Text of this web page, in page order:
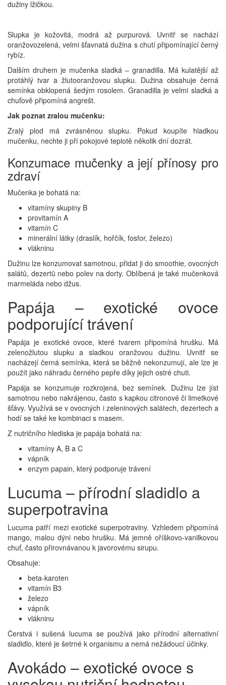
dužiny lžičkou.
Slupka je kožovitá, modrá až purpurová. Uvnitř se nachází
oranžovozelená, velmi šťavnatá dužina s chutí připomínající černý
rybíz.
Dalším druhem je mučenka sladká – granadilla. Má kulatější až
protáhlý tvar a žlutooranžovou slupku. Dužina obsahuje černá
semínka obklopená šedým rosolem. Granadilla je velmi sladká a
chuťově připomíná angrešt.
Jak poznat zralou mučenku:
Zralý plod má zvrásněnou slupku. Pokud koupíte hladkou
mučenku, nechte ji při pokojové teplotě několik dní dozrát.
Konzumace mučenky a její přínosy pro
zdraví
Mučenka je bohatá na:
vitamíny skupiny B
provitamín A
vitamín C
minerální látky (draslík, hořčík, fosfor, železo)
vlákninu
Dužinu lze konzumovat samotnou, přidat ji do smoothie, ovocných
salátů, dezertů nebo polev na dorty. Oblíbená je také mučenková
marmeláda nebo džus.
Papája – exotické ovoce
podporující trávení
Papája je exotické ovoce, které tvarem připomíná hrušku. Má
zelenožlutou slupku a sladkou oranžovou dužinu. Uvnitř se
nacházejí černá semínka, která se běžně nekonzumují, ale lze je
použít jako náhradu černého pepře díky jejich ostré chuti.
Papája se konzumuje rozkrojená, bez semínek. Dužinu lze jíst
samotnou nebo nakrájenou, často s kapkou citronové či limetkové
šťávy. Využívá se v ovocných i zeleninových salátech, dezertech a
hodí se také ke kombinaci s masem.
Z nutričního hlediska je papája bohatá na:
vitamíny A, B a C
vápník
enzym papain, který podporuje trávení
Lucuma – přírodní sladidlo a
superpotravina
Lucuma patří mezi exotické superpotraviny. Vzhledem připomíná
mango, malou dýni nebo hrušku. Má jemně oříškovo-vanilkovou
chuť, často přirovnávanou k javorovému sirupu.
Obsahuje:
beta-karoten
vitamín B3
železo
vápník
vlákninu
Čerstvá i sušená lucuma se používá jako přírodní alternativní
sladidlo, které je šetrné k organismu a nemá nežádoucí účinky.
Avokádo – exotické ovoce s